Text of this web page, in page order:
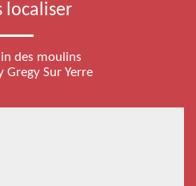
localiser
des moulins
Gregy Sur Yerre